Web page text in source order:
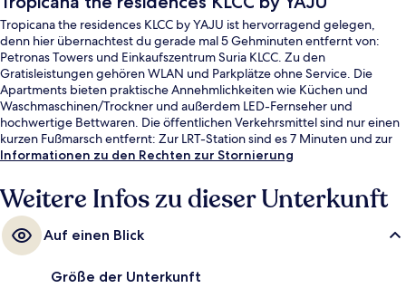
Tropicana the residences KLCC by YAJU ist hervorragend gelegen,
denn hier übernachtest du gerade mal 5 Gehminuten entfernt von:
Petronas Towers und Einkaufszentrum Suria KLCC. Zu den
Gratisleistungen gehören WLAN und Parkplätze ohne Service. Die
Apartments bieten praktische Annehmlichkeiten wie Küchen und
Waschmaschinen/Trockner und außerdem LED-Fernseher und
hochwertige Bettwaren. Die öffentlichen Verkehrsmittel sind nur einen
kurzen Fußmarsch entfernt: Zur LRT-Station sind es 7 Minuten und zur
Monorail-Station Bukit Nanas 8 Minuten.
Informationen zu den Rechten zur Stornierung
Weitere Infos zu dieser Unterkunft
Auf einen Blick
Größe der Unterkunft